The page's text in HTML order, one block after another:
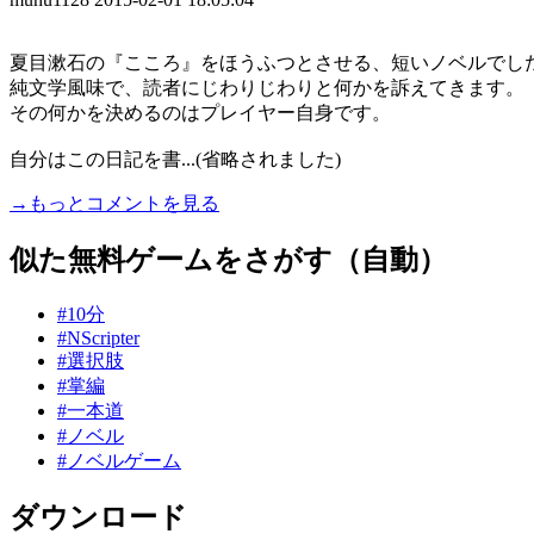
夏目漱石の『こころ』をほうふつとさせる、短いノベルでし
純文学風味で、読者にじわりじわりと何かを訴えてきます。
その何かを決めるのはプレイヤー自身です。
自分はこの日記を書...(省略されました)
→もっとコメントを見る
似た無料ゲームをさがす（自動）
#10分
#NScripter
#選択肢
#掌編
#一本道
#ノベル
#ノベルゲーム
ダウンロード